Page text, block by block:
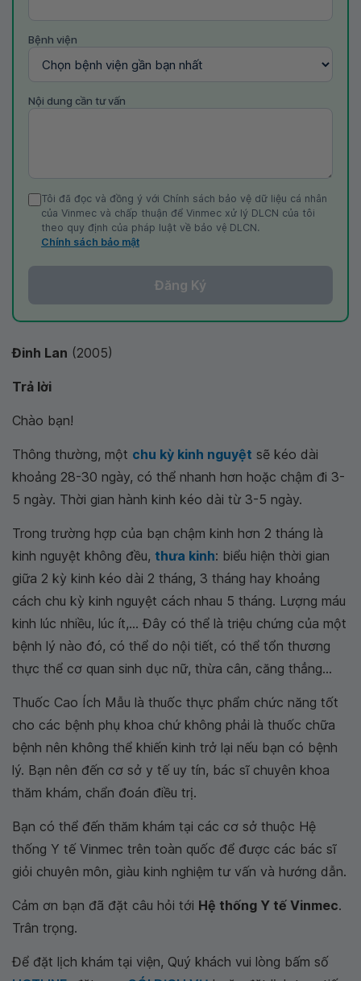
Bệnh viện
Nội dung cần tư vấn
Tôi đã đọc và đồng ý với Chính sách bảo vệ dữ liệu cá nhân
của Vinmec và chấp thuận để Vinmec xử lý DLCN của tôi
theo quy định của pháp luật về bảo vệ DLCN.
Chính sách bảo mật
Đăng Ký
Đinh Lan (2005)
Trả lời
Chào bạn!
Thông thường, một chu kỳ kinh nguyệt sẽ kéo dài
khoảng 28-30 ngày, có thể nhanh hơn hoặc chậm đi 3-
5 ngày. Thời gian hành kinh kéo dài từ 3-5 ngày.
Trong trường hợp của bạn chậm kinh hơn 2 tháng là
kinh nguyệt không đều, thưa kinh: biểu hiện thời gian
giữa 2 kỳ kinh kéo dài 2 tháng, 3 tháng hay khoảng
cách chu kỳ kinh nguyệt cách nhau 5 tháng. Lượng máu
kinh lúc nhiều, lúc ít,... Đây có thể là triệu chứng của một
bệnh lý nào đó, có thể do nội tiết, có thể tổn thương
thực thể cơ quan sinh dục nữ, thừa cân, căng thẳng...
Thuốc Cao Ích Mẫu là thuốc thực phẩm chức năng tốt
cho các bệnh phụ khoa chứ không phải là thuốc chữa
bệnh nên không thể khiến kinh trở lại nếu bạn có bệnh
lý. Bạn nên đến cơ sở y tế uy tín, bác sĩ chuyên khoa
thăm khám, chẩn đoán điều trị.
Bạn có thể đến thăm khám tại các cơ sở thuộc Hệ
thống Y tế Vinmec trên toàn quốc để được các bác sĩ
giỏi chuyên môn, giàu kinh nghiệm tư vấn và hướng dẫn.
Cảm ơn bạn đã đặt câu hỏi tới Hệ thống Y tế Vinmec.
Trân trọng.
Để đặt lịch khám tại viện, Quý khách vui lòng bấm số